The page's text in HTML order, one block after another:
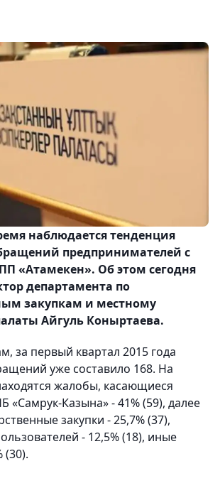
наблюдается тенденция
предпринимателей с
«Атамекен». Об этом сегодня
департамента по
закупкам и местному
Айгуль Коныртаева.
за первый квартал 2015 года
уже составило 168. На
жалобы, касающиеся
«Самрук-Казына» - 41% (59), далее
закупки - 25,7% (37),
- 12,5% (18), иные
(30).